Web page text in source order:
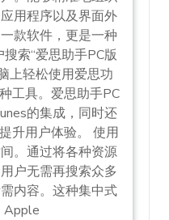
用程序以及界面外
款软件，更是一种
索“爱思助手PC版
上轻松使用爱思功
工具。爱思助手PC
的集成，同时还
升用户体验。 使用
。通过将各种资源
户无需再搜索众多
内容。这种集中式
Apple